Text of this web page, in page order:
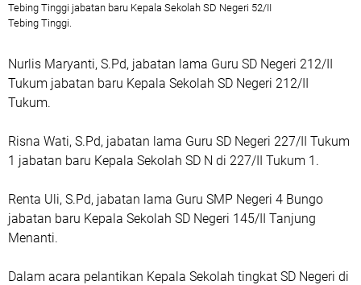
Tebing Tinggi jabatan baru Kepala Sekolah SD Negeri 52/II
Tebing Tinggi.
Nurlis Maryanti, S.Pd, jabatan lama Guru SD Negeri 212/II
Tukum jabatan baru Kepala Sekolah SD Negeri 212/II
Tukum.
Risna Wati, S.Pd, jabatan lama Guru SD Negeri 227/II Tukum
1 jabatan baru Kepala Sekolah SD N di 227/II Tukum 1.
Renta Uli, S.Pd, jabatan lama Guru SMP Negeri 4 Bungo
jabatan baru Kepala Sekolah SD Negeri 145/II Tanjung
Menanti.
Dalam acara pelantikan Kepala Sekolah tingkat SD Negeri di